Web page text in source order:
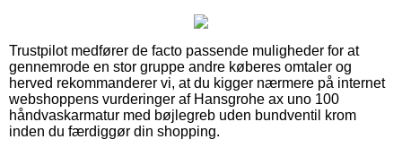
Trustpilot medfører de facto passende muligheder for at
gennemrode en stor gruppe andre køberes omtaler og
herved rekommanderer vi, at du kigger nærmere på internet
webshoppens vurderinger af Hansgrohe ax uno 100
håndvaskarmatur med bøjlegreb uden bundventil krom
inden du færdiggør din shopping.